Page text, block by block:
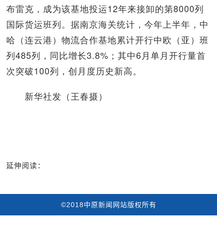
布雷克，成为该基地投运12年来接卸的第8000列
国际货运班列。据南京海关统计，今年上半年，中
哈（连云港）物流合作基地累计开行中欧（亚）班
列485列，同比增长3.8%；其中6月单月开行量首
次突破100列，创月度历史新高。
新华社发（王春摄）
延伸阅读：
©2018中原新闻网站版权所有